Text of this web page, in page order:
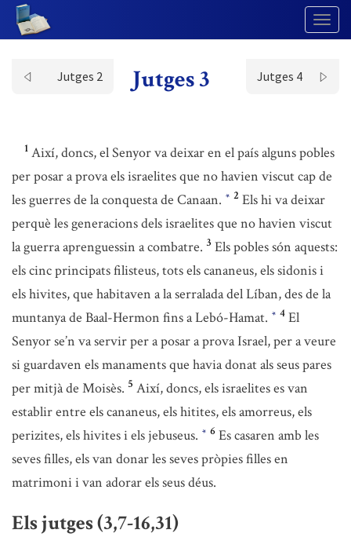
Jutges 2 Jutges 3 Jutges 4
1 Així, doncs, el Senyor va deixar en el país alguns pobles
per posar a prova els israelites que no havien viscut cap de
les guerres de la conquesta de Canaan. * 2 Els hi va deixar
perquè les generacions dels israelites que no havien viscut
la guerra aprenguessin a combatre. 3 Els pobles són aquests:
els cinc principats filisteus, tots els cananeus, els sidonis i
els hivites, que habitaven a la serralada del Líban, des de la
muntanya de Baal-Hermon fins a Lebó-Hamat. * 4 El
Senyor se’n va servir per a posar a prova Israel, per a veure
si guardaven els manaments que havia donat als seus pares
per mitjà de Moisès. 5 Així, doncs, els israelites es van
establir entre els cananeus, els hitites, els amorreus, els
perizites, els hivites i els jebuseus. * 6 Es casaren amb les
seves filles, els van donar les seves pròpies filles en
matrimoni i van adorar els seus déus.
Els jutges (3,7-16,31)